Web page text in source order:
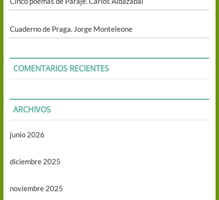
Cuaderno de Praga. Jorge Monteleone
COMENTARIOS RECIENTES
ARCHIVOS
junio 2026
diciembre 2025
noviembre 2025